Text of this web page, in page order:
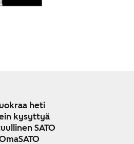
heti
kysyttyä
SATO